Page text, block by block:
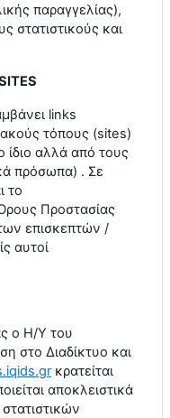
παραγγελίας),
στατιστικούς και
links
τόπους (sites)
ίδιο αλλά από τους
πρόσωπα) . Σε
το
Προστασίας
επισκεπτών /
αυτοί
ο Η/Υ του
στο Διαδίκτυο και
.iqids.grκρατείται
αποκλειστικά